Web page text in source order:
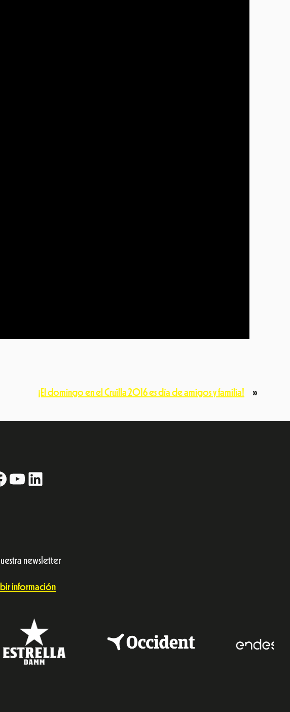
¡El domingo en el Cruïlla 2016 es día de amigos y familia! »
YouTube
LinkedIn
newsletter
información